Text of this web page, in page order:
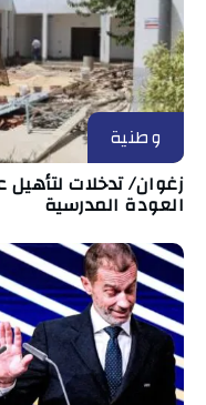
وطنية
زغوان/ تدخلات
العودة المدرسية